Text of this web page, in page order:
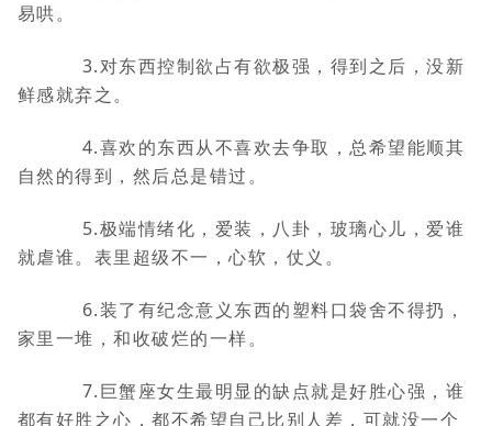
易哄。
3.对东西控制欲占有欲极强，得到之后，没新
鲜感就弃之。
4.喜欢的东西从不喜欢去争取，总希望能顺其
自然的得到，然后总是错过。
5.极端情绪化，爱装，八卦，玻璃心儿，爱谁
就虐谁。表里超级不一，心软，仗义。
6.装了有纪念意义东西的塑料口袋舍不得扔，
家里一堆，和收破烂的一样。
7.巨蟹座女生最明显的缺点就是好胜心强，谁
都有好胜之心，都不希望自己比别人差，可就没一个